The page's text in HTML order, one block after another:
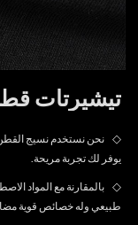
تيشيرتات قطن
◇
نحن نستخدم نسيج القطن
يوفر لك تجربة مريحة.
◇
بالمقارنة مع المواد
طبيعي وله خصائص قوية